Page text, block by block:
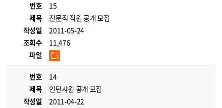
번호
15
제목
전문직 직원 공개 모집
작성일
2011-05-24
조회수
11,476
파일
번호
14
제목
인턴사원 공개 모집
작성일
2011-04-22